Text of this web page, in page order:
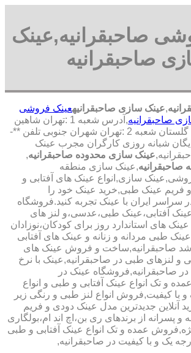
صاحبقرانیه,عینک
صاحبقرانیه
,عینک سازی صاحبقرانیهعینک فروشی
صاحبقرانیه
,آدرس شعبه 1 :تهران شاهین
شمالی بیست متری گلستان شعبه 2 :تهران شهران جنوبی تلفن **-
شبانه روزی کارگران مجرب عینک
عینک سازی محدوده صاحبقرانیه,
,عینک سازی منطقه
سازی,انواع عینک های آفتابی و
فریم عینک طبی,خرید عینک خود را
سراسر ایران با عینک تجربه کنید.فروشگاه
عینک آفتابی،عینک طبی،عدسی،و لنز های
های استاندارد روز برای کودکان،نوزادان
طبی مردانه و زنانه و عینک های آفتابی
صاحبقرانیه,ساخت و فروش عینک های
و لنزهای طبی در صاحبقرانیه,عینک با نرخ
در صاحبقرانیه,فروشگاه عینک در
و تک انواع عینک آفتابی و طبی و انواع
با کیفیت,فروش انواع لنز طبی و رنگی زیر
آنلاین جدیدترین مدل عینک دودی و فریم
و پسرانه از برندهای ری بن،اچ اند ام،بولگاری
عمده و تک انواع عینک آفتابی و طبی
یک و با کیفیت در صاحبقرانیه,